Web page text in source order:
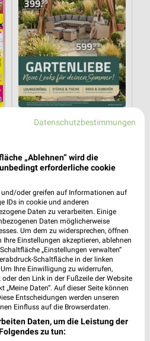
14 km
porta
Datenschutzbestimmungen
„Ablehnen“ wird die
erforderliche cookie
oder greifen auf Informationen auf
IDs in cookie und anderen
Daten zu verarbeiten. Einige
Daten möglicherweise
Um dem zu widersprechen, öffnen
Ihre Einstellungen akzeptieren, ablehnen
„Einstellungen verwalten“
Schaltfläche in der linken
Ihre Einwilligung zu widerrufen,
den Link in der Fußzeile der Website
Daten“. Auf dieser Seite können
Entscheidungen werden unseren
Einfluss auf die Browserdaten.
Daten, um die Leistung der
zu tun: